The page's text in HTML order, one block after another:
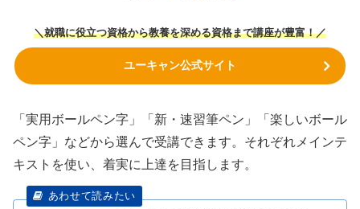
＼就職に役立つ資格から教養を深める資格まで講座が豊富！／
ユーキャン公式サイト
「実用ボールペン字」「新・速習筆ペン」「楽しいボール
ペン字」などから選んで受講できます。それぞれメインテ
キストを使い、着実に上達を目指します。